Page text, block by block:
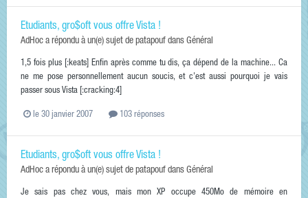
Etudiants, gro$oft vous offre Vista !
AdHoc a répondu à un(e) sujet de patapouf dans Général
1,5 fois plus [:keats] Enfin après comme tu dis, ça dépend de la machine... Ca
ne me pose personnellement aucun soucis, et c'est aussi pourquoi je vais
passer sous Vista [:cracking:4]
le 30 janvier 2007 103 réponses
Etudiants, gro$oft vous offre Vista !
AdHoc a répondu à un(e) sujet de patapouf dans Général
Je sais pas chez vous, mais mon XP occupe 450Mo de mémoire en